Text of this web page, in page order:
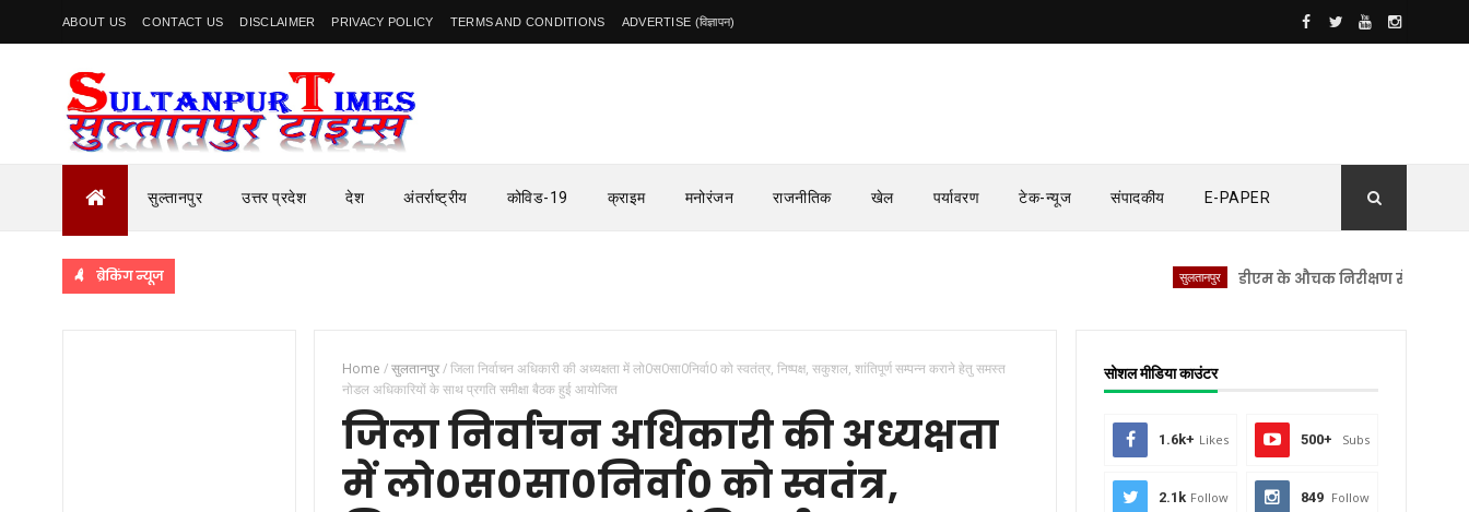
ABOUT US CONTACT US DISCLAIMER PRIVACY POLICY TERMS AND CONDITIONS ADVERTISE (विज्ञापन)
सुल्तानपुर उत्तर प्रदेश देश अंतर्राष्ट्रीय कोविड-19 क्राइम मनोरंजन राजनीतिक खेल पर्यावरण टेक-न्यूज संपादकीय E-PAPER
ब्रेकिंग न्यूज डीएम के औचक निरीक्षण से सीएचसी लंभुआ
Home /सुलतानपुर/जिला निर्वाचन अधिकारी की अध्यक्षता में लो0स0सा0निर्वा0 को स्वतंत्र, निष्पक्ष, सकुशल, शांतिपूर्ण सम्पन्न कराने हेतु समस्त
नोडल अधिकारियों के साथ प्रगति समीक्षा बैठक हुई आयोजित
जिला निर्वाचन अधिकारी की अध्यक्षता
में लो0स0सा0निर्वा0 को स्वतंत्र,
सोशल मीडिया काउंटर
1.6k+ Likes 500+ Subs
2.1k Follow 849 Follow